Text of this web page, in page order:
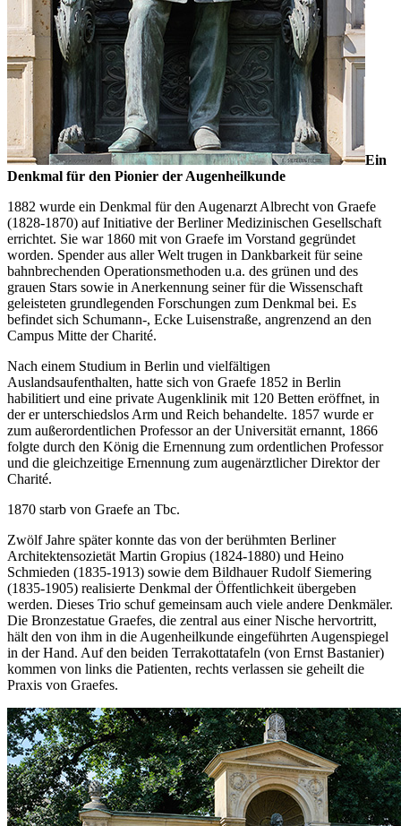
Ein
Denkmal für den Pionier der Augenheilkunde
1882 wurde ein Denkmal für den Augenarzt Albrecht von Graefe
(1828-1870) auf Initiative der Berliner Medizinischen Gesellschaft
errichtet. Sie war 1860 mit von Graefe im Vorstand gegründet
worden. Spender aus aller Welt trugen in Dankbarkeit für seine
bahnbrechenden Operationsmethoden u.a. des grünen und des
grauen Stars sowie in Anerkennung seiner für die Wissenschaft
geleisteten grundlegenden Forschungen zum Denkmal bei. Es
befindet sich Schumann-, Ecke Luisenstraße, angrenzend an den
Campus Mitte der Charité.
Nach einem Studium in Berlin und vielfältigen
Auslandsaufenthalten, hatte sich von Graefe 1852 in Berlin
habilitiert und eine private Augenklinik mit 120 Betten eröffnet, in
der er unterschiedslos Arm und Reich behandelte. 1857 wurde er
zum außerordentlichen Professor an der Universität ernannt, 1866
folgte durch den König die Ernennung zum ordentlichen Professor
und die gleichzeitige Ernennung zum augenärztlicher Direktor der
Charité.
1870 starb von Graefe an Tbc.
Zwölf Jahre später konnte das von der berühmten Berliner
Architektensozietät Martin Gropius (1824-1880) und Heino
Schmieden (1835-1913) sowie dem Bildhauer Rudolf Siemering
(1835-1905) realisierte Denkmal der Öffentlichkeit übergeben
werden. Dieses Trio schuf gemeinsam auch viele andere Denkmäler.
Die Bronzestatue Graefes, die zentral aus einer Nische hervortritt,
hält den von ihm in die Augenheilkunde eingeführten Augenspiegel
in der Hand. Auf den beiden Terrakottatafeln (von Ernst Bastanier)
kommen von links die Patienten, rechts verlassen sie geheilt die
Praxis von Graefes.